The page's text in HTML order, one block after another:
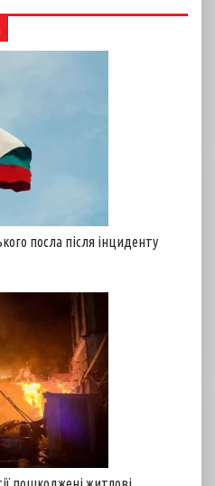
посла після інциденту